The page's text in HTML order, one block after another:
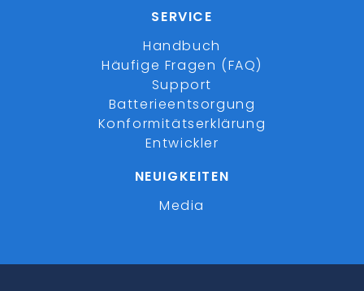
SERVICE
Handbuch
Häufige Fragen (FAQ)
Support
Batterieentsorgung
Konformitätserklärung
Entwickler
NEUIGKEITEN
Media